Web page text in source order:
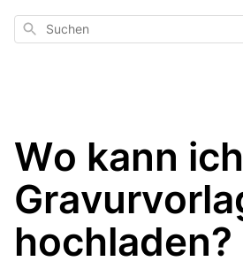
Suchen
Wo kann
hochladen?